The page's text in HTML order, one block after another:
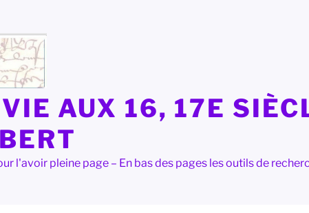
AUX 16, 17E
l'avoir pleine page – En bas des pages les outils de